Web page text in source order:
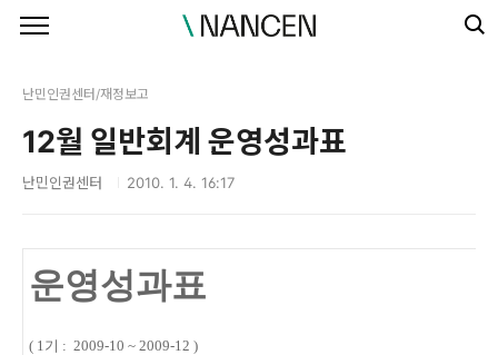
난민인권센터/재정보고
12월 일반회계 운영성과표
난민인권센터 2010. 1. 4. 16:17
운영성과표
( 1기 : 2009-10 ~ 2009-12 )